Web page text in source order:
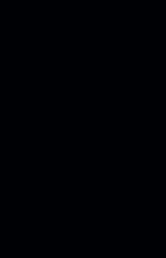
: Atap CTI, Atap